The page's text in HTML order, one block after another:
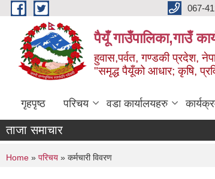
Skip to main content 067-
पैयूँ गाउँपालिका,गाउँ
हुवास,पर्वत, गण्डकी प्रदेश,
"समृद्ध पैयूँको आधार; कृषि,
गृहपृष्ठ परिचय वडा कार्यालयहरु
ताजा समाचार
You are here
Home » परिचय » कर्मचारी विवरण